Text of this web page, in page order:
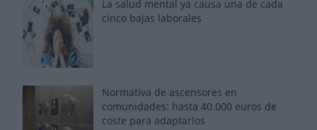
La salud mental ya causa una de cada
cinco bajas laborales
Normativa de ascensores en
comunidades: hasta 40.000 euros de
coste para adaptarlos